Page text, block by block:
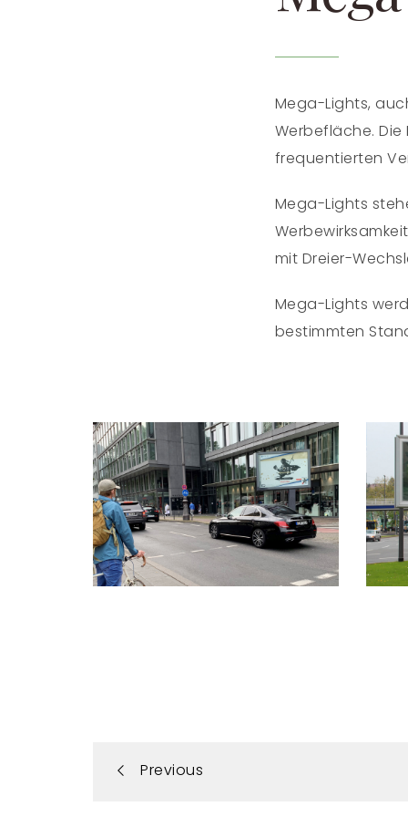
Mega-Lights,
Werbefläche.
frequentierten
Mega-Lights
mit Dreier-
Mega-Lights
bestimmten
Portfolio
Previous